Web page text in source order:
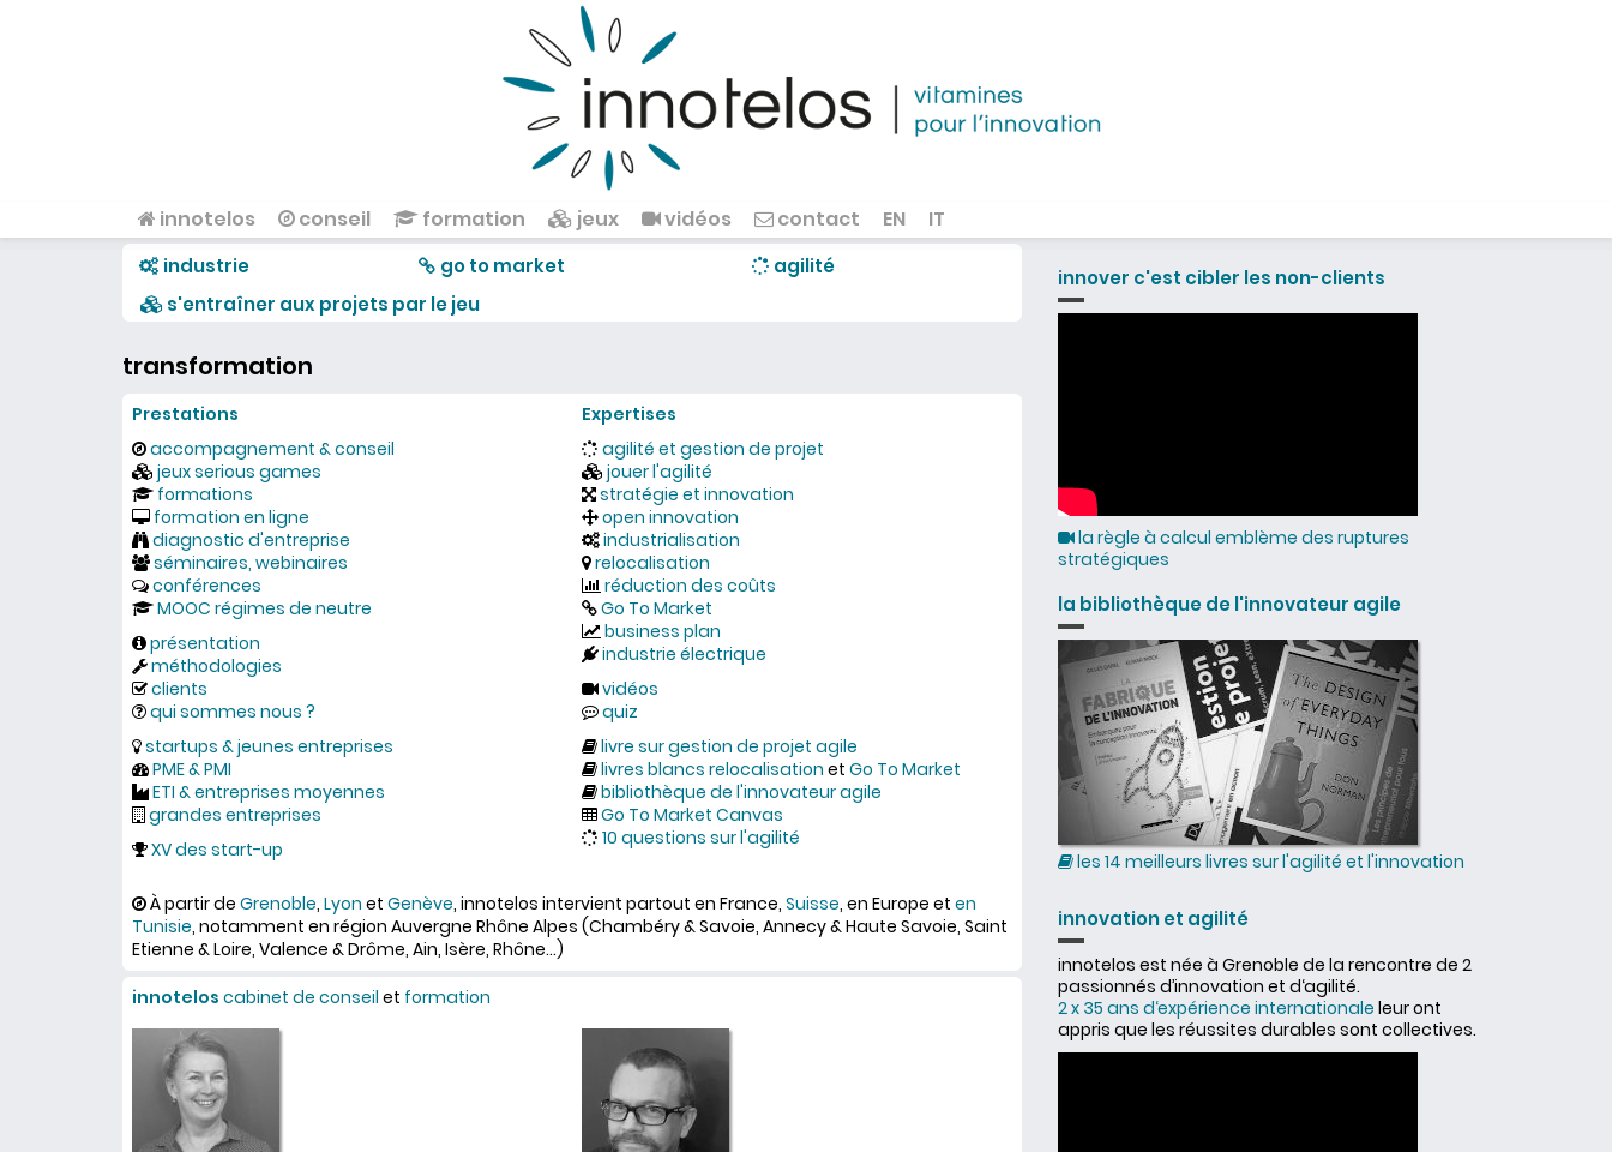
Menu principal
innotelos conseil formation jeux vidéos contact EN IT
industrie go to market
agilité
s'entraîner aux projets par le jeu
transformation
Prestations
accompagnement & conseil
jeux serious games
formations
formation en ligne
diagnostic d'entreprise
séminaires, webinaires
conférences
MOOC régimes de neutre
présentation
méthodologies
clients
qui sommes nous ?
startups & jeunes entreprises
PME & PMI
ETI & entreprises moyennes
grandes entreprises
XV des start-up
Expertises
agilité et gestion de projet
jouer l'agilité
stratégie et innovation
open innovation
industrialisation
relocalisation
réduction des coûts
Go To Market
business plan
industrie électrique
vidéos
quiz
livre sur gestion de projet agile
livres blancs relocalisation et Go To Market
bibliothèque de l'innovateur agile
Go To Market Canvas
10 questions sur l'agilité
À partir de Grenoble, Lyon et Genève, innotelos intervient partout en France, Suisse, en Europe et en
Tunisie, notamment en région Auvergne Rhône Alpes (Chambéry & Savoie, Annecy & Haute Savoie, Saint
Etienne & Loire, Valence & Drôme, Ain, Isère, Rhône...)
innotelos cabinet de conseil et formation
innover c'est cibler les non-clients
la règle à calcul emblème des ruptures
stratégiques
la bibliothèque de l'innovateur agile
les 14 meilleurs livres sur l'agilité et l'innovation
innovation et agilité
innotelos est née à Grenoble de la rencontre de 2
passionnés d’innovation et d‘agilité.
2 x 35 ans d‘expérience internationale leur ont
appris que les réussites durables sont collectives.